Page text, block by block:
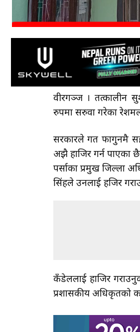
वीरगञ्ज । तत्कालीन
रुपमा सरुवा गरेका
सरकारले गत फागुनमै
अझै हाजिर गर्न पाएका
पर्साका प्रमुख जिल्ला
सिंहले उनलाई हजिर
कँडेललाई हाजिर
प्रशासकीय अधिकृतको